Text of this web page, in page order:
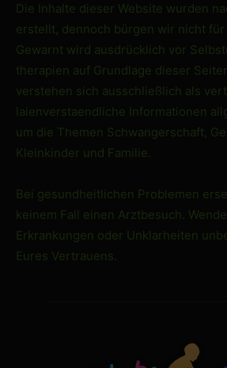
Die Inhalte dieser Website wurden
erstellt, dennoch bürgen wir nicht
Gewarnt wird ausdrücklich vor
therapien auf Grundlage dieser
verstehen sich ausschließlich als
laienverstaendliche Informationen
um die Themen Schwangerschaft,
Kleinkinder und Familie.
Bei gesundheitlichen Problemen
keinem Fall einen Arztbesuch.
Erkrankungen oder Unklarheiten
Eures Vertrauens.